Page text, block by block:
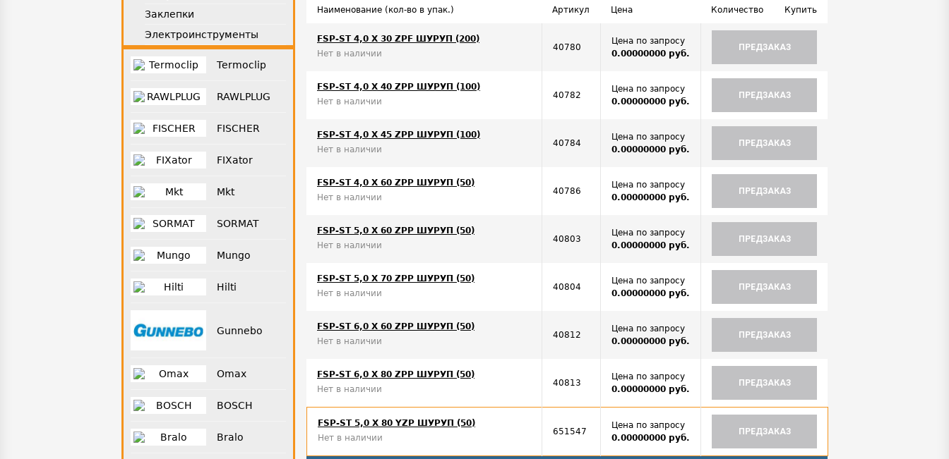
Заклепки
Электроинструменты
Termoclip
RAWLPLUG
FISCHER
FIXator
Mkt
SORMAT
Mungo
Hilti
Gunnebo
Omax
BOSCH
Bralo
Наименование (кол-во в упак.) Артикул Цена Количество Купить
FSP-ST 4,0 X 30 ZPF ШУРУП (200)
Нет в наличии
40780
Цена по запросу
0.00000000 руб.
ПРЕДЗАКАЗ
FSP-ST 4,0 X 40 ZPP ШУРУП (100)
Нет в наличии
40782
Цена по запросу
0.00000000 руб.
ПРЕДЗАКАЗ
FSP-ST 4,0 X 45 ZPP ШУРУП (100)
Нет в наличии
40784
Цена по запросу
0.00000000 руб.
ПРЕДЗАКАЗ
FSP-ST 4,0 X 60 ZPP ШУРУП (50)
Нет в наличии
40786
Цена по запросу
0.00000000 руб.
ПРЕДЗАКАЗ
FSP-ST 5,0 X 60 ZPP ШУРУП (50)
Нет в наличии
40803
Цена по запросу
0.00000000 руб.
ПРЕДЗАКАЗ
FSP-ST 5,0 X 70 ZPP ШУРУП (50)
Нет в наличии
40804
Цена по запросу
0.00000000 руб.
ПРЕДЗАКАЗ
FSP-ST 6,0 X 60 ZPP ШУРУП (50)
Нет в наличии
40812
Цена по запросу
0.00000000 руб.
ПРЕДЗАКАЗ
FSP-ST 6,0 X 80 ZPP ШУРУП (50)
Нет в наличии
40813
Цена по запросу
0.00000000 руб.
ПРЕДЗАКАЗ
FSP-ST 5,0 X 80 YZP ШУРУП (50)
Нет в наличии
651547
Цена по запросу
0.00000000 руб.
ПРЕДЗАКАЗ